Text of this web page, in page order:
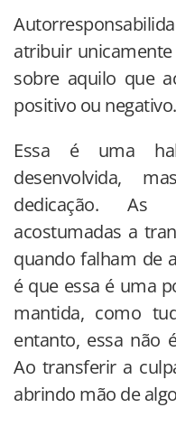
atribuir
sobre aquilo que
positivo ou negativo.
Essa é uma
desenvolvida,
dedicação. As
acostumadas a
quando falham de
é que essa é uma
mantida, como
entanto, essa não
Ao transferir a
abrindo mão de